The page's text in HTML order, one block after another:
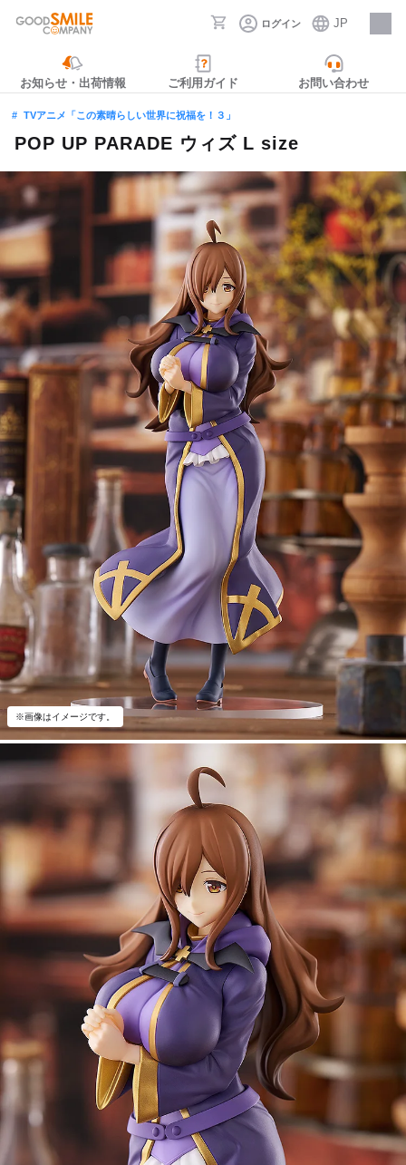
ログイン JP
採用情報
お知らせ・出荷情報 ご利用ガイド お問い合わせ
TVアニメ「この素晴らしい世界に祝福を！３」
POP UP PARADE ウィズ L size
※画像はイメージです。